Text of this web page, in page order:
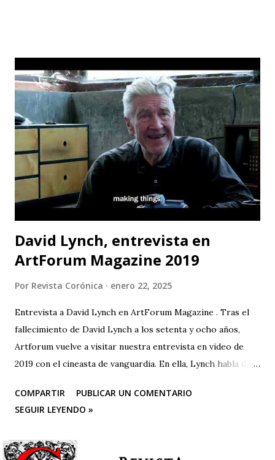
ganadora, entre otros, del Premio Goncourt. En 1977
escribe, dirige e interpreta con Gerard Depardieu "Le
camion". Es autora también de "India song", entre otras
películas.
David Lynch, entrevista en
ArtForum Magazine 2019
Por Revista Corónica enero 22, 2025
Entrevista a David Lynch en ArtForum Magazine . Tras el
fallecimiento de David Lynch a los setenta y ocho años,
Artforum vuelve a visitar nuestra entrevista en video de
2019 con el cineasta de vanguardia. En ella, Lynch habla de
creación artística, desde sus años de estudiante en la
Academia de Bellas Artes de Pensilvania hasta su mudanza a
movimiento”.
COMPARTIR
PUBLICAR UN COMENTARIO
SEGUIR LEYENDO »